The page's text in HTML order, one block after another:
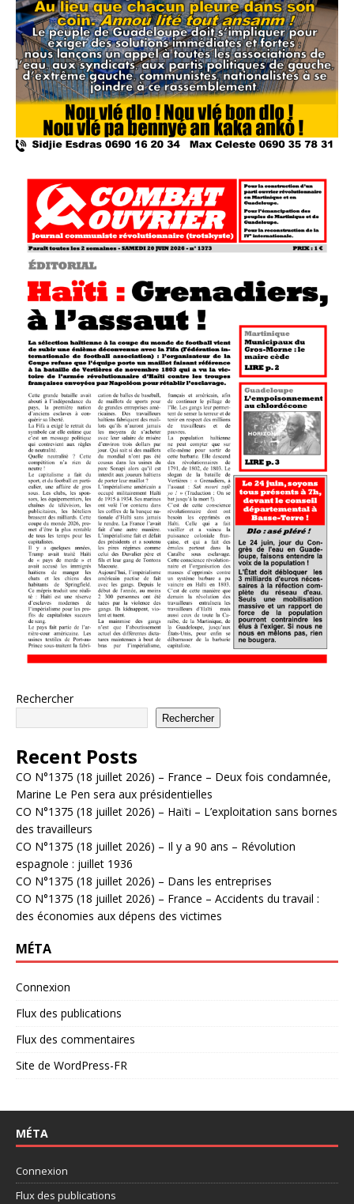
Rechercher
Rechercher
Recent Posts
CO N°1375 (18 juillet 2026) – France – Deux fois condamnée,
Marine Le Pen sera aux présidentielles
CO N°1375 (18 juillet 2026) – Haïti – L’exploitation sans bornes
des travailleurs
CO N°1375 (18 juillet 2026) – Il y a 90 ans – Révolution
espagnole : juillet 1936
CO N°1375 (18 juillet 2026) – Dans les entreprises
CO N°1375 (18 juillet 2026) – France – Accidents du travail :
des économies aux dépens des victimes
MÉTA
Connexion
Flux des publications
Flux des commentaires
Site de WordPress-FR
MÉTA
Connexion
Flux des publications